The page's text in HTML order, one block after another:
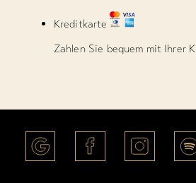
Kreditkarte
Zahlen Sie bequem mit Ihrer